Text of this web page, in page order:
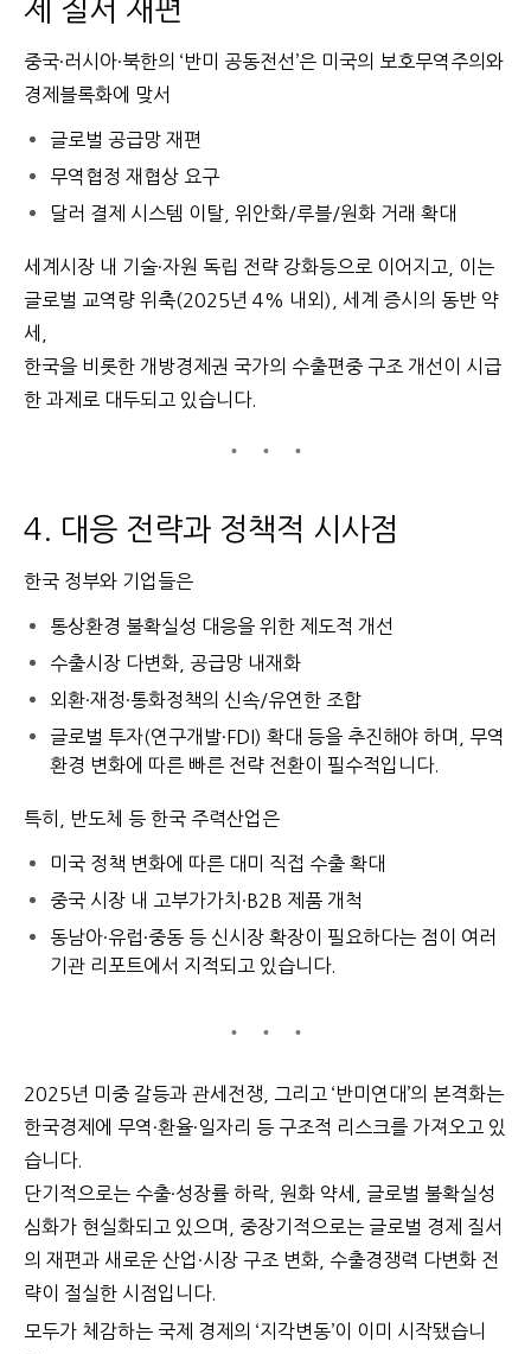
제 질서 재편
중국·러시아·북한의 ‘반미 공동전선’은 미국의 보호무역주의와
경제블록화에 맞서
글로벌 공급망 재편
무역협정 재협상 요구
달러 결제 시스템 이탈, 위안화/루블/원화 거래 확대
세계시장 내 기술·자원 독립 전략 강화등으로 이어지고, 이는
글로벌 교역량 위축(2025년 4% 내외), 세계 증시의 동반 약
세,
한국을 비롯한 개방경제권 국가의 수출편중 구조 개선이 시급
한 과제로 대두되고 있습니다.
4. 대응 전략과 정책적 시사점
한국 정부와 기업들은
통상환경 불확실성 대응을 위한 제도적 개선
수출시장 다변화, 공급망 내재화
외환·재정·통화정책의 신속/유연한 조합
글로벌 투자(연구개발·FDI) 확대 등을 추진해야 하며, 무역
환경 변화에 따른 빠른 전략 전환이 필수적입니다.
특히, 반도체 등 한국 주력산업은
미국 정책 변화에 따른 대미 직접 수출 확대
중국 시장 내 고부가가치·B2B 제품 개척
동남아·유럽·중동 등 신시장 확장이 필요하다는 점이 여러
기관 리포트에서 지적되고 있습니다.
2025년 미중 갈등과 관세전쟁, 그리고 ‘반미연대’의 본격화는
한국경제에 무역·환율·일자리 등 구조적 리스크를 가져오고 있
습니다.
단기적으로는 수출·성장률 하락, 원화 약세, 글로벌 불확실성
심화가 현실화되고 있으며, 중장기적으로는 글로벌 경제 질서
의 재편과 새로운 산업·시장 구조 변화, 수출경쟁력 다변화 전
략이 절실한 시점입니다.
모두가 체감하는 국제 경제의 ‘지각변동’이 이미 시작됐습니